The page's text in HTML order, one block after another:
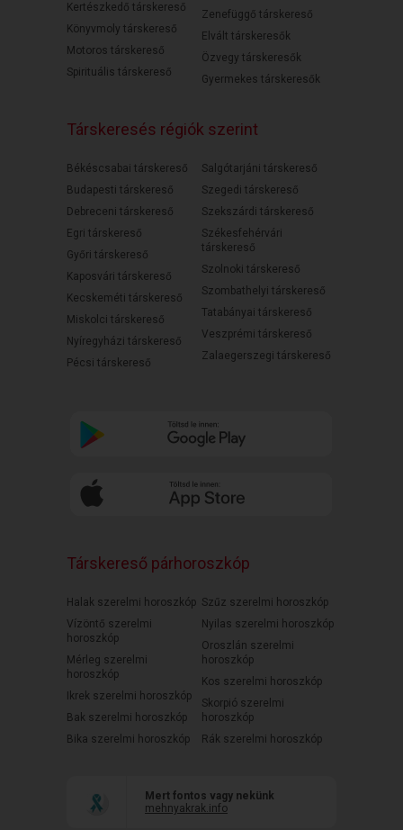
Kertészkedő társkereső
Könyvmoly társkereső
Motoros társkereső
Spirituális társkereső
Zenefüggő társkereső
Elvált társkeresők
Özvegy társkeresők
Gyermekes társkeresők
Társkeresés régiók szerint
Békéscsabai társkereső
Budapesti társkereső
Debreceni társkereső
Egri társkereső
Győri társkereső
Kaposvári társkereső
Kecskeméti társkereső
Miskolci társkereső
Nyíregyházi társkereső
Pécsi társkereső
Salgótarjáni társkereső
Szegedi társkereső
Szekszárdi társkereső
Székesfehérvári
társkereső
Szolnoki társkereső
Szombathelyi társkereső
Tatabányai társkereső
Veszprémi társkereső
Zalaegerszegi társkereső
Társkereső párhoroszkóp
Halak szerelmi horoszkóp
Vízöntő szerelmi
horoszkóp
Mérleg szerelmi
horoszkóp
Ikrek szerelmi horoszkóp
Bak szerelmi horoszkóp
Bika szerelmi horoszkóp
Szűz szerelmi horoszkóp
Nyilas szerelmi horoszkóp
Oroszlán szerelmi
horoszkóp
Kos szerelmi horoszkóp
Skorpió szerelmi
horoszkóp
Rák szerelmi horoszkóp
Mert fontos vagy nekünk
mehnyakrak.info